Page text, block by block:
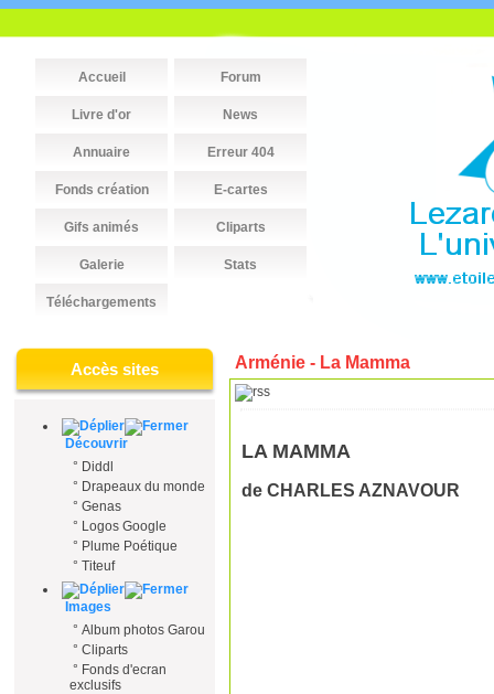
Accueil Forum
Livre d'or News
Annuaire Erreur 404
Fonds création E-cartes
Gifs animés Cliparts
Galerie Stats
Téléchargements
Accès sites
Découvrir
° Diddl
° Drapeaux du monde
° Genas
° Logos Google
° Plume Poétique
° Titeuf
Images
° Album photos Garou
° Cliparts
° Fonds d'ecran
exclusifs
Arménie - La Mamma
LA MAMMA
de CHARLES AZNAVOUR